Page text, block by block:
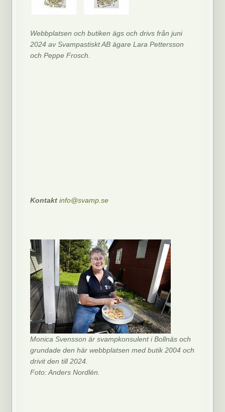
Webbplatsen och butiken ägs och drivs från juni
2024 av Svampastiskt AB ägare Lara Pettersson
och Peppe Frosch.
Kontaktinfo@svamp.se
Monica Svensson är svampkonsulent i Bollnäs och
grundade den här webbplatsen med butik 2004 och
drivit den till 2024.
Foto: Anders Nordlén.